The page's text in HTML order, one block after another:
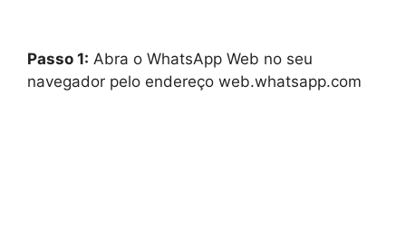
Passo 1: Abra o WhatsApp Web no seu
navegador pelo endereço web.whatsapp.com